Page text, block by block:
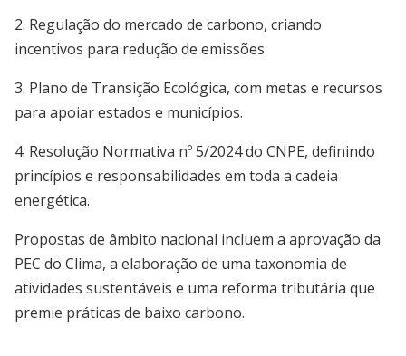
2. Regulação do mercado de carbono, criando
incentivos para redução de emissões.
3. Plano de Transição Ecológica, com metas e recursos
para apoiar estados e municípios.
4. Resolução Normativa nº 5/2024 do CNPE, definindo
princípios e responsabilidades em toda a cadeia
energética.
Propostas de âmbito nacional incluem a aprovação da
PEC do Clima, a elaboração de uma taxonomia de
atividades sustentáveis e uma reforma tributária que
premie práticas de baixo carbono.